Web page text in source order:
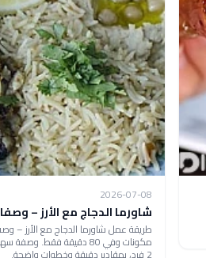
2026-07-08
شاورما الدجاج مع الأرز –
مكونات وفي 80 دقيقة